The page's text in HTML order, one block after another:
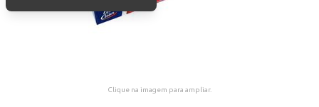
Clique na imagem para ampliar.